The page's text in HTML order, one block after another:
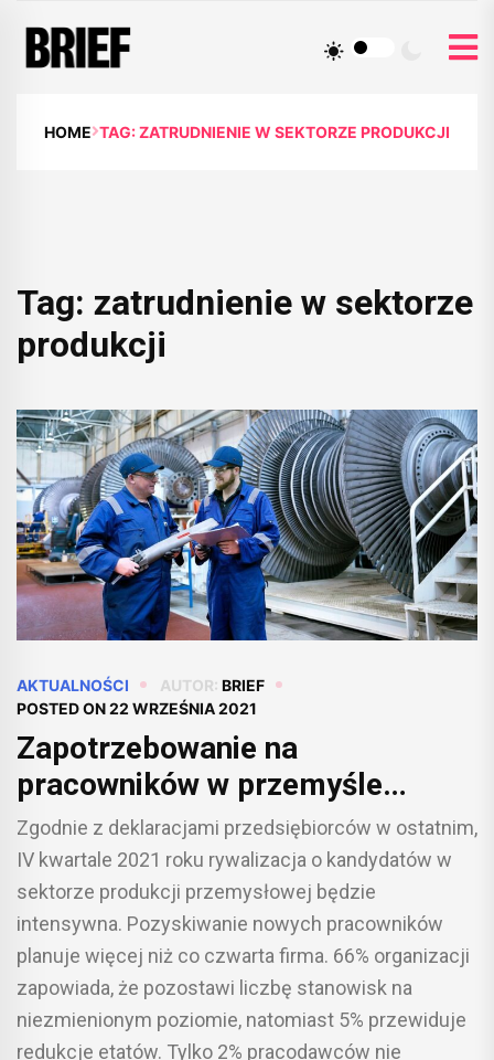
HOME TAG: ZATRUDNIENIE W SEKTORZE PRODUKCJI
Tag: zatrudnienie w sektorze
produkcji
AKTUALNOŚCI AUTOR: BRIEF
POSTED ON22 WRZEŚNIA 2021
Zapotrzebowanie na
pracowników w przemyśle
najwyższe od 2 lat. Rekrutacje
planuje więcej niż co czwarty
pracodawca [BADANIE]
Zgodnie z deklaracjami przedsiębiorców w ostatnim,
IV kwartale 2021 roku rywalizacja o kandydatów w
sektorze produkcji przemysłowej będzie
intensywna. Pozyskiwanie nowych pracowników
planuje więcej niż co czwarta firma. 66% organizacji
zapowiada, że pozostawi liczbę stanowisk na
niezmienionym poziomie, natomiast 5% przewiduje
redukcje etatów. Tylko 2% pracodawców nie